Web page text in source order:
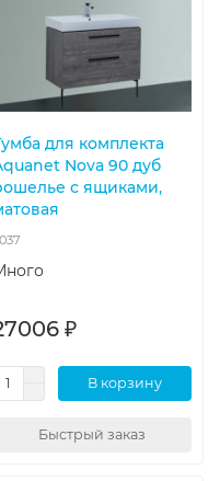
для комплекта
Nova 90 дуб
с ящиками,
₽
В корзину
Быстрый заказ